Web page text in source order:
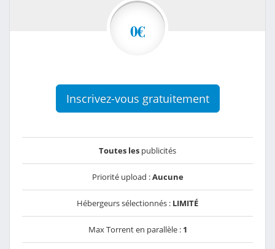
0€
Inscrivez-vous gratuitement
Toutes les publicités
Priorité upload :Aucune
Hébergeurs sélectionnés : LIMITÉ
Max Torrent en parallèle : 1